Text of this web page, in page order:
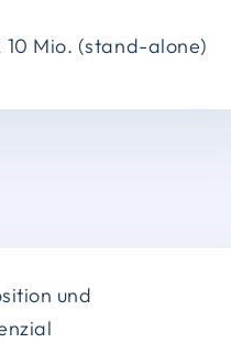
10 Mio. (stand-alone)
und